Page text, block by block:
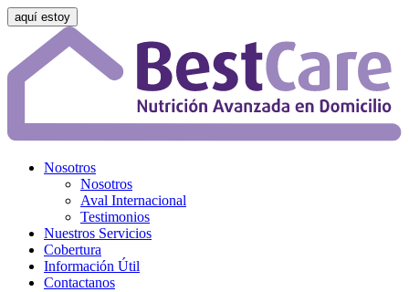
aquí estoy
Nosotros
Nosotros
Aval Internacional
Testimonios
Nuestros Servicios
Cobertura
Información Útil
Contactanos